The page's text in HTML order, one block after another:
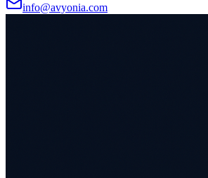
info@avyonia.com